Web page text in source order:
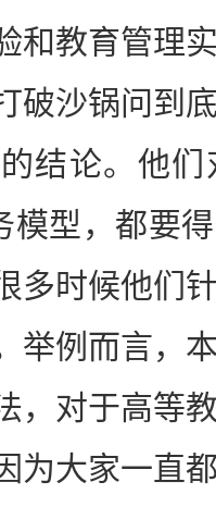
和教育管理
破沙锅问到
结论。他
模型，都要
多时候他们
举例而言，
，对于高等
为大家一直